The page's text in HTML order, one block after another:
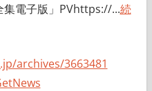
集電子版」PVhttps://...続
archives/3663481